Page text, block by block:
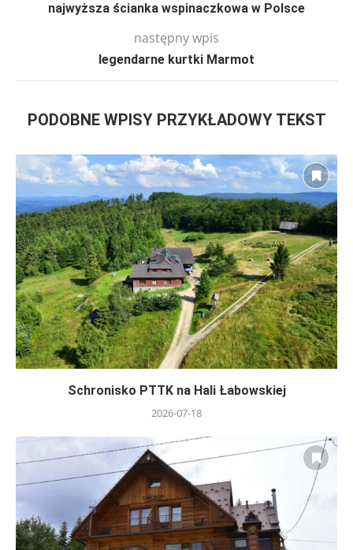
najwyższa ścianka wspinaczkowa w Polsce
następny wpis
legendarne kurtki Marmot
PODOBNE WPISY PRZYKŁADOWY TEKST
Schronisko PTTK na Hali Łabowskiej
2026-07-18